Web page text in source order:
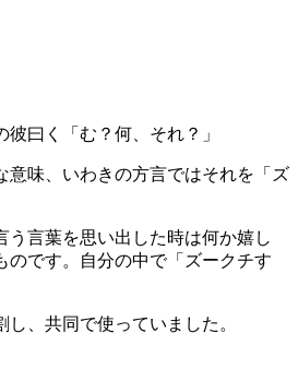
曰く「む？何、それ？」
味、いわきの方言ではそれを「ズ
言葉を思い出した時は何か嬉し
のです。自分の中で「ズークチす
、共同で使っていました。